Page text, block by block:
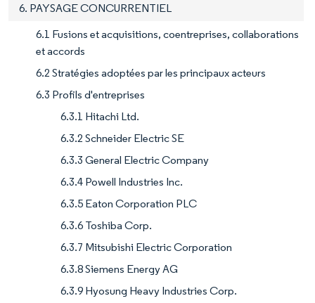
6. PAYSAGE CONCURRENTIEL
6.1 Fusions et acquisitions, coentreprises, collaborations
et accords
6.2 Stratégies adoptées par les principaux acteurs
6.3 Profils d'entreprises
6.3.1 Hitachi Ltd.
6.3.2 Schneider Electric SE
6.3.3 General Electric Company
6.3.4 Powell Industries Inc.
6.3.5 Eaton Corporation PLC
6.3.6 Toshiba Corp.
6.3.7 Mitsubishi Electric Corporation
6.3.8 Siemens Energy AG
6.3.9 Hyosung Heavy Industries Corp.